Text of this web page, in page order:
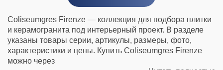
Coliseumgres Firenze — коллекция для подбора плитки
и керамогранита под интерьерный проект. В разделе
указаны товары серии, артикулы, размеры, фото,
характеристики и цены. Купить Coliseumgres Firenze
можно через